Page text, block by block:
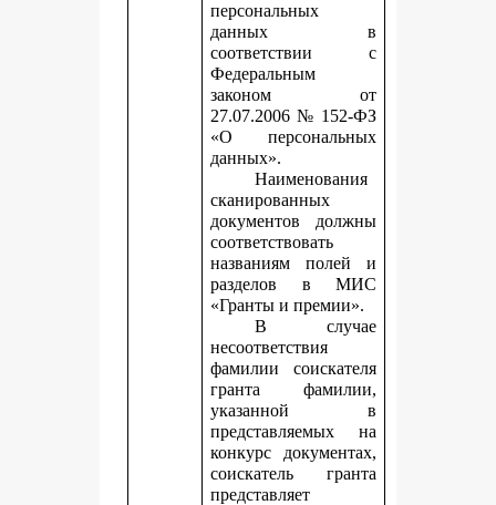
персональных
данных в
соответствии с
Федеральным
законом от
27.07.2006 № 152-ФЗ
«О персональных
данных».
Наименования
сканированных
документов должны
соответствовать
названиям полей и
разделов в МИС
«Гранты и премии».
В случае
несоответствия
фамилии соискателя
гранта фамилии,
указанной в
представляемых на
конкурс документах,
соискатель гранта
представляет